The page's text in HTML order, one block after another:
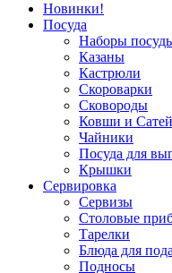
Новинки!
Посуда
Наборы
Казаны
Кастрюли
Скороварки
Сковороды
Ковши и
Чайники
Посуда для
Крышки
Сервировка
Сервизы
Столовые
Тарелки
Блюда для
Подносы